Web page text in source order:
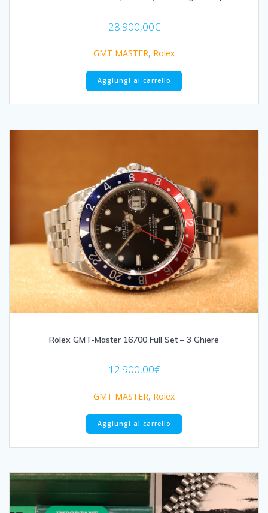
28.900,00€
GMT MASTER, Rolex
Aggiungi al carrello
Rolex GMT-Master 16700 Full Set – 3 Ghiere
12.900,00€
GMT MASTER, Rolex
Aggiungi al carrello